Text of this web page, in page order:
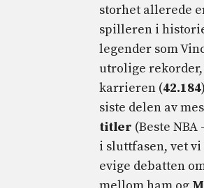
storhet allerede
spilleren i
legender som
utrolige
karrieren (42.184
siste delen av
titler (Beste
i sluttfasen, vet
evige debatten